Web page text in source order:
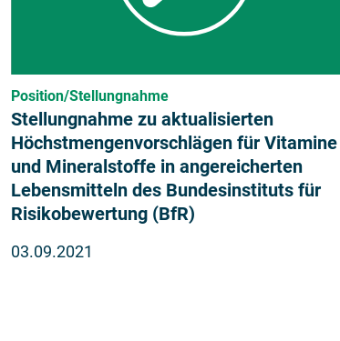
Position/Stellungnahme
Stellungnahme zu aktualisierten
Höchstmengenvorschlägen für Vitamine
und Mineralstoffe in angereicherten
Lebensmitteln des Bundesinstituts für
Risikobewertung (BfR)
03.09.2021